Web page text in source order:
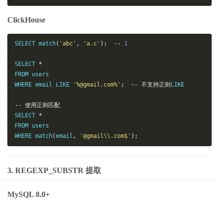
ClickHouse
SELECT match( 'abc' , 'a.c' ); -- 1
SELECT *
FROM users
WHERE email LIKE
'%@gmail.com%' ; -- 不支持正则 LIKE
-- 使用正则匹配
SELECT *
FROM users
WHERE match(email , '@gmail\\.com$' );
3. REGEXP_SUBSTR 提取
MySQL 8.0+